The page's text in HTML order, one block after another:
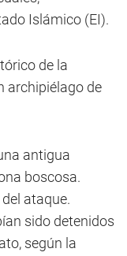
Islámico (EI).
de la
archipiélago de
antigua
boscosa.
ataque.
sido detenidos
según la